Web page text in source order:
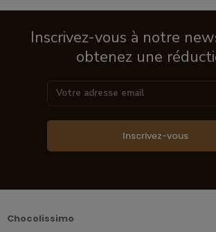
Inscrivez-vous à notre
obtenez une
Inscrivez-vous
Chocolissimo